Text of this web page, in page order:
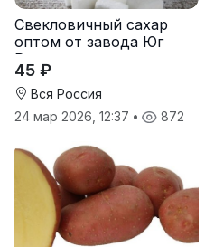
Свекловичный сахар
оптом от завода Юг
Руси
45 ₽
Вся Россия
24 мар 2026, 12:37 • 872